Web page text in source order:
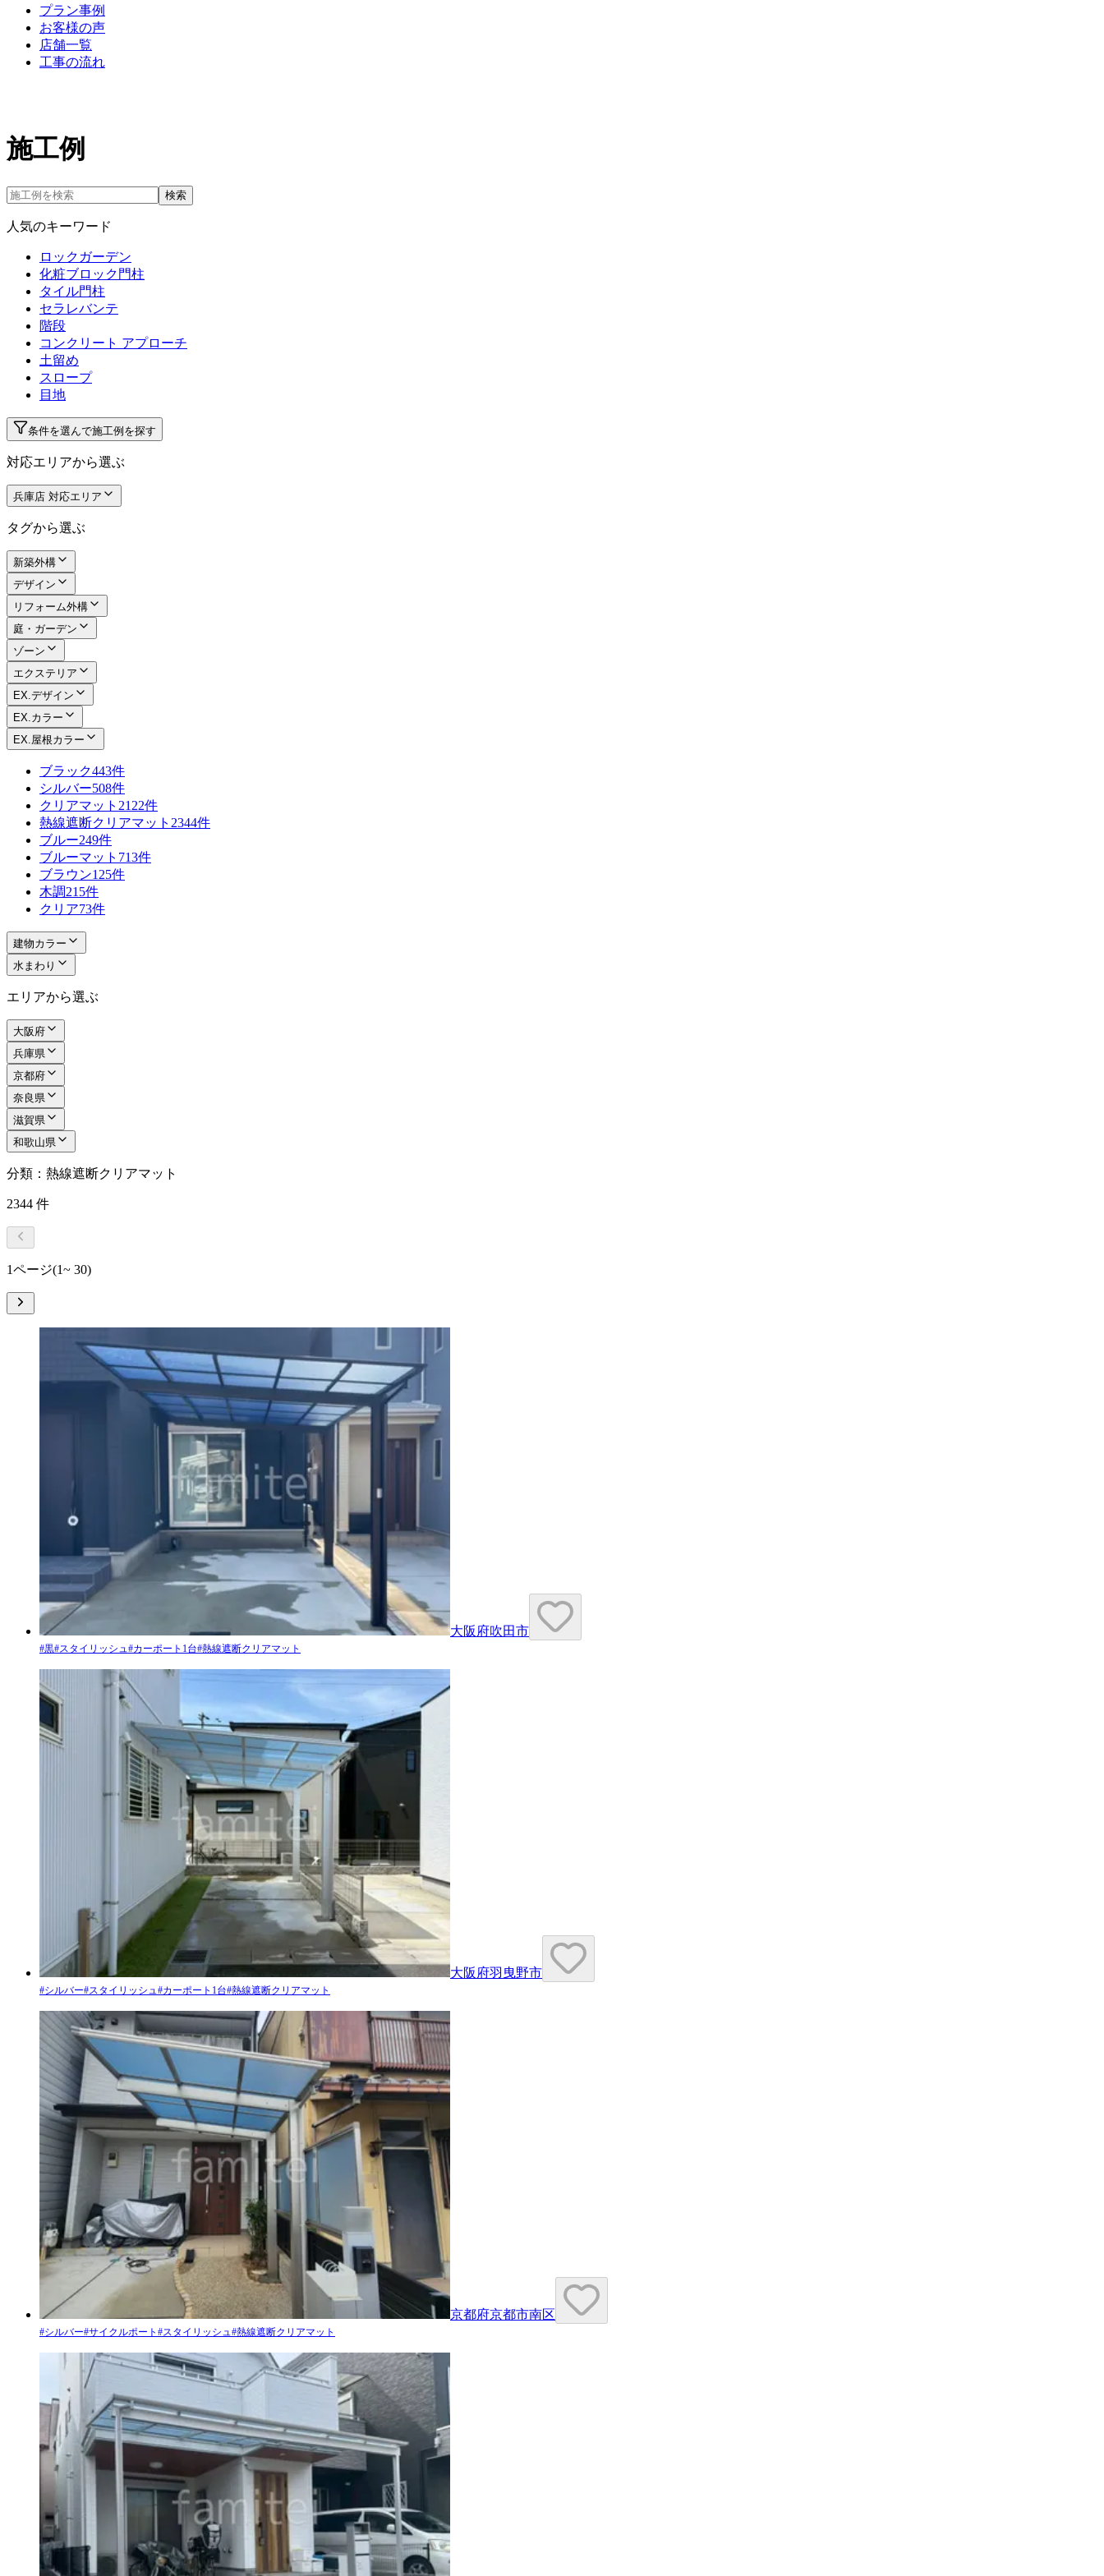
プラン事例
お客様の声
店舗一覧
工事の流れ
施工例
検索
人気のキーワード
ロックガーデン
化粧ブロック門柱
タイル門柱
セラレバンテ
階段
コンクリート アプローチ
土留め
スロープ
目地
条件を選んで施工例を探す
対応エリアから選ぶ
兵庫店 対応エリア
タグから選ぶ
新築外構
デザイン
リフォーム外構
庭・ガーデン
ゾーン
エクステリア
EX.デザイン
EX.カラー
EX.屋根カラー
ブラック443件
シルバー508件
クリアマット 2122件
熱線遮断クリアマット 2344件
ブルー249件
ブルーマット 713件
ブラウン125件
木調215件
クリア73件
建物カラー
水まわり
エリアから選ぶ
大阪府
兵庫県
京都府
奈良県
滋賀県
和歌山県
分類：熱線遮断クリアマット
2344 件
1ページ(1~ 30)
大阪府吹田市
#黒#スタイリッシュ#カーポート1台#熱線遮断クリアマット
大阪府羽曳野市
#シルバー#スタイリッシュ#カーポート1台#熱線遮断クリアマット
京都府京都市南区
#シルバー#サイクルポート #スタイリッシュ#熱線遮断クリアマット